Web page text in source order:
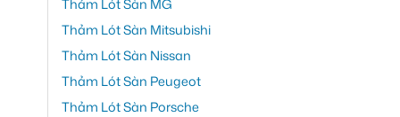
Thảm Lót Sàn MG
Thảm Lót Sàn Mitsubishi
Thảm Lót Sàn Nissan
Thảm Lót Sàn Peugeot
Thảm Lót Sàn Porsche